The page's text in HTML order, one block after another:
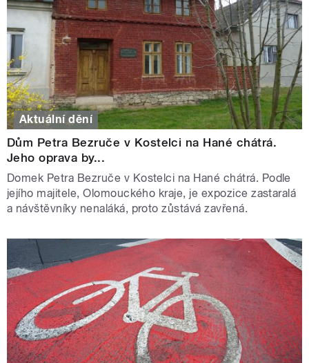
Aktuální dění
Dům Petra Bezruče v Kostelci na Hané chátrá.
Jeho oprava by...
Domek Petra Bezruče v Kostelci na Hané chátrá. Podle
jejího majitele, Olomouckého kraje, je expozice zastaralá
a návštěvníky nenaláká, proto zůstává zavřená.